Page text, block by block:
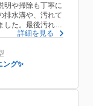
明や掃除も丁寧に
排水溝や、汚れて
した。最後汚れた
ていただきありが
詳細を見る
ング✨